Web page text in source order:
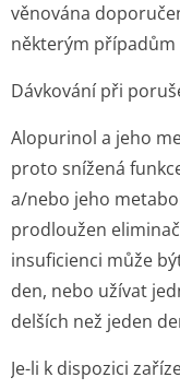
věnována
některým případům
Dávkování při
Alopurinol a jeho
proto snížená
a/nebo jeho
prodloužen
insuficienci může
den, nebo užívat
delších než jeden
Je-li k dispozici